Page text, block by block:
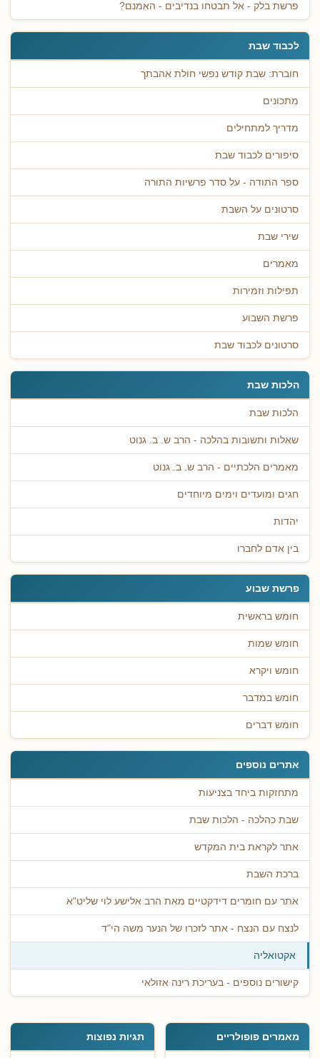
פרשת בלק - אל תבטחו בנדיבים - האמנם?
לכבוד שבת
חוברת: שבת קודש נפשי חולת אהבתך
מתכונים
מדריך למתחילים
סיפורים לכבוד שבת
ספר התודה - על סדר פרשיות התורה
סרטונים על השבת
שירי שבת
מאמרים
תפילות וזמירות
פרשת השבוע
סרטונים לכבוד שבת
הלכות שבת
הלכות שבת
שאלות ותשובות בהלכה - הרב ש. ב. גנוט
מאמרים הלכתיים - הרב ש. ב. גנוט
חגים ומועדים וימים מיוחדים
יהדות
בין אדם לחברו
פרשת שבוע
חומש בראשית
חומש שמות
חומש ויקרא
חומש במדבר
חומש דברים
אתרים נוספים
מתחזקות ביחד בצניעות
שבת כהלכה - הלכות שבת
אתר לקראת בית המקדש
ברכת השבת
אתר עם חומרים דידקטיים מאת הרב אלישע לוי שליט"א
לנצח עם הנצח - אתר לזכרו של הנער משה הי"ד
אקטואליה
קישורים נוספים - בעריכת רינה אזולאי
מאמרים פופולריים תגיות נפוצות